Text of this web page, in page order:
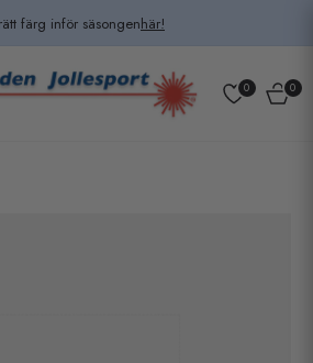
färg inför säsongenhär!
0 0